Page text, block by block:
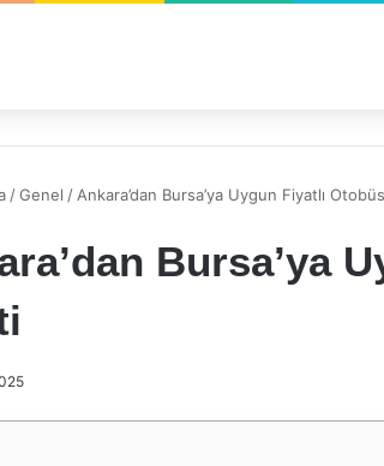
/Genel / Ankara’dan Bursa’ya Uygun Fiyatlı
Bursa’ya